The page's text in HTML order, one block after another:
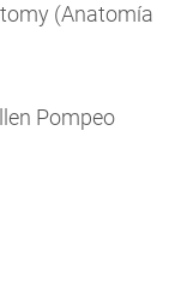
(Anatomía
Pompeo